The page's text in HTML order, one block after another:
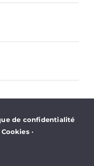
de confidentialité
Cookies·